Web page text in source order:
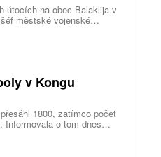
útocích na obec Balaklija v
městské vojenské
ráno oznámilo, že Rusko
bezpilotními letouny,
v Kongu
1800, zatímco počet
Informovala o tom dnes